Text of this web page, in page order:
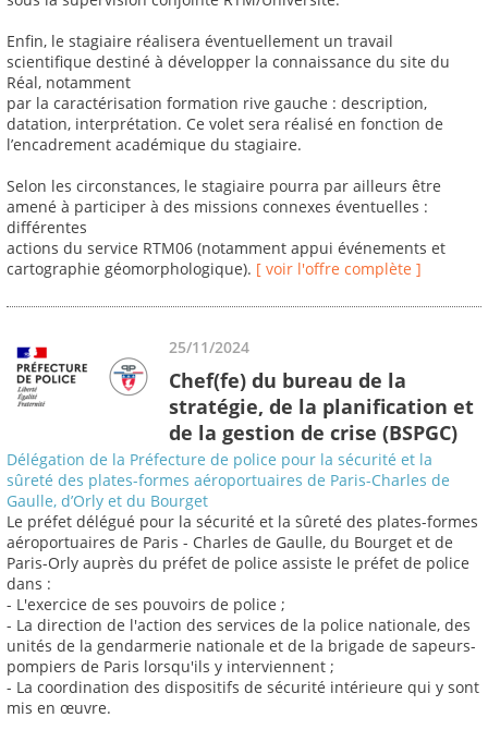
Enfin, le stagiaire réalisera éventuellement un travail
scientifique destiné à développer la connaissance du site du
Réal, notamment
par la caractérisation formation rive gauche : description,
datation, interprétation. Ce volet sera réalisé en fonction de
l’encadrement académique du stagiaire.
Selon les circonstances, le stagiaire pourra par ailleurs être
amené à participer à des missions connexes éventuelles :
différentes
actions du service RTM06 (notamment appui événements et
cartographie géomorphologique). [ voir l'offre complète ]
25/11/2024
Chef(fe) du bureau de la
stratégie, de la planification et
de la gestion de crise (BSPGC)
Délégation de la Préfecture de police pour la sécurité et la
sûreté des plates-formes aéroportuaires de Paris-Charles de
Gaulle, d’Orly et du Bourget
Le préfet délégué pour la sécurité et la sûreté des plates-formes
aéroportuaires de Paris - Charles de Gaulle, du Bourget et de
Paris-Orly auprès du préfet de police assiste le préfet de police
dans :
- L'exercice de ses pouvoirs de police ;
- La direction de l'action des services de la police nationale, des
unités de la gendarmerie nationale et de la brigade de sapeurs-
pompiers de Paris lorsqu'ils y interviennent ;
- La coordination des dispositifs de sécurité intérieure qui y sont
mis en œuvre.